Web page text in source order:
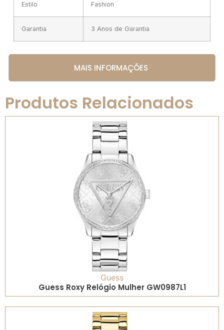
Estilo Fashion
Garantia 3 Anos de Garantia
MAIS INFORMAÇÕES
Produtos Relacionados
Guess
Guess Roxy Relógio Mulher GW0987L1